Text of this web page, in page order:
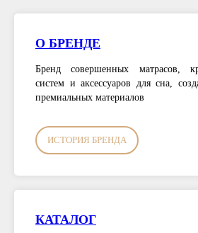
О БРЕНДЕ
Бренд совершенных матрасов,
систем и аксессуаров для сна,
премиальных материалов
ИСТОРИЯ БРЕНДА
КАТАЛОГ